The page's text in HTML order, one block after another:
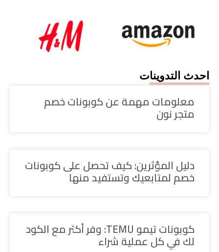
احدث التدوينات
معلومات مهمة عن كوبونات خصم
متجر نون
دليل المؤثرين: كيف تحصل على كوبونات
خصم لمتابعيك وتستفيد منها
كوبونات تيمو TEMU: وفر أكثر مع الكود
لك في كل عملية شراء